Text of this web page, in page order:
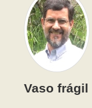
Vaso frágil